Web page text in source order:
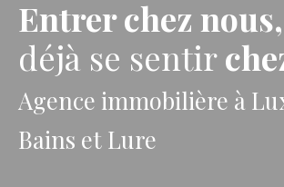
Entrer chez nous,
déjà se sentir
Agence immobilière à
Bains et Lure